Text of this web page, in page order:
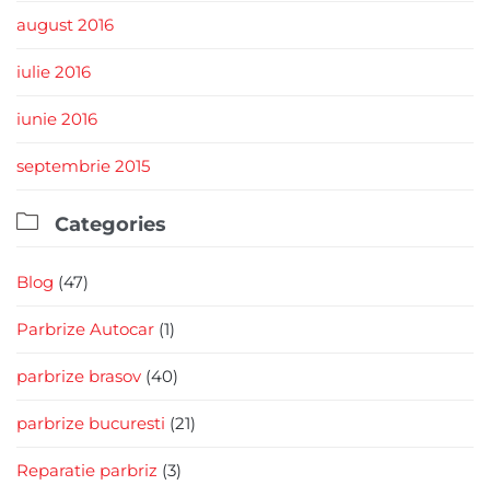
august 2016
iulie 2016
iunie 2016
septembrie 2015
 Categories
Blog (47)
Parbrize Autocar (1)
parbrize brasov (40)
parbrize bucuresti (21)
Reparatie parbriz (3)